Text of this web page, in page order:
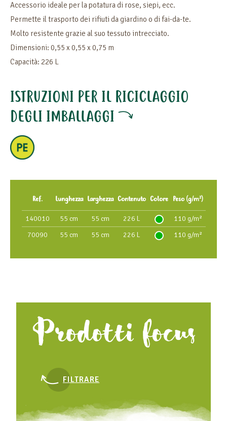
Ref. Lunghezza Larghezza Contenuto Colore Peso (g/m²)
140010 55 cm 55 cm 226 L
110 g/m²
70090
55 cm 55 cm 226 L 110 g/m²
Accessorio ideale per la potatura di rose, siepi, ecc.
Permette il trasporto dei rifiuti da giardino o di fai-da-te.
Molto resistente grazie al suo tessuto intrecciato.
Dimensioni: 0,55 x 0,55 x 0,75 m
Capacità: 226 L
ISTRUZIONI PER IL RICICLAGGIO
DEGLI IMBALLAGGI
Prodotti focus
FILTRARE